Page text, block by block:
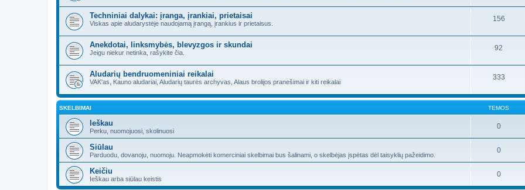
Techniniai dalykai: įranga, įrankiai, prietaisai
Viskas apie aludarystėje naudojamą įrangą, įrankius ir prietaisus.
156
Anekdotai, linksmybės, blevyzgos ir skundai
Jeigu niekur netinka, rašykite čia.
92
Aludarių bendruomeniniai reikalai
VAK'as, Kauno aludariai, Aludarių taurės archyvas, Alaus brolijos pranešimai ir kiti reikalai
333
SKELBIMAI TEMOS
Ieškau
Perku, nuomojuosi, skolinuosi
0
Siūlau
Parduodu, dovanoju, nuomoju. Neapmokėti komerciniai skelbimai bus šalinami, o skelbėjas įspėtas dėl taisyklių pažeidimo.
0
Keičiu
Ieškau arba siūlau keistis
0